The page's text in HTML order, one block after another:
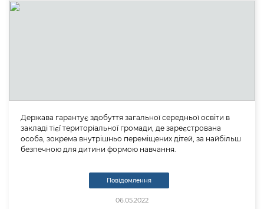
Держава гарантує здобуття загальної середньої освіти в
закладі тієї територіальної громади, де зареєстрована
особа, зокрема внутрішньо переміщених дітей, за найбільш
безпечною для дитини формою навчання.
Повідомлення
06.05.2022